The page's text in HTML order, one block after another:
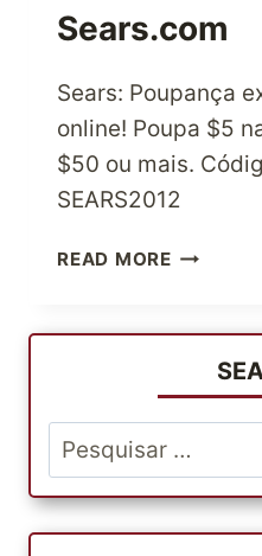
AJUDA
A
POUPAR
DINHEIRO
Sears.com
Sears: Poupança
online! Poupa $5
$50 ou mais.
SEARS2012
READ MOREATÉ
50$
EM
TODO
O
SITE
Pesquisar
por: